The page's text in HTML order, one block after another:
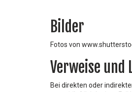
Bilder
Fotos von
Verweise und
Bei direkten oder